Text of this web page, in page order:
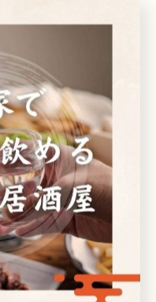
ナブル
Categories